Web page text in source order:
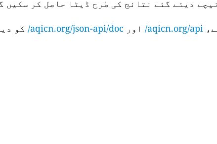
دیئے گئے نتائج کی طرح ڈیٹا حاصل کر سکیں
aqicn.org/api/ اور aqicn.org/json-api/doc/ کو